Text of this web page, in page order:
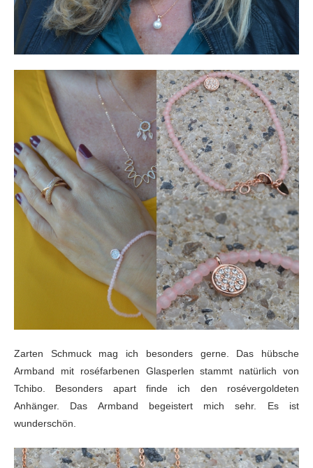
Zarten Schmuck mag ich besonders gerne. Das hübsche
Armband mit roséfarbenen Glasperlen stammt natürlich von
Tchibo. Besonders apart finde ich den rosévergoldeten
Anhänger. Das Armband begeistert mich sehr. Es ist
wunderschön.